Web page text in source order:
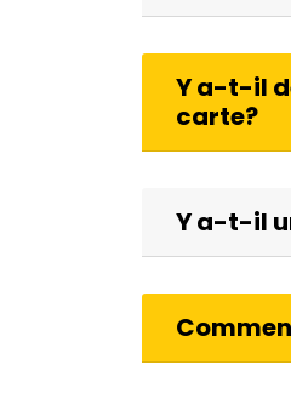
Y a-t-il
carte?
Y a-t-il